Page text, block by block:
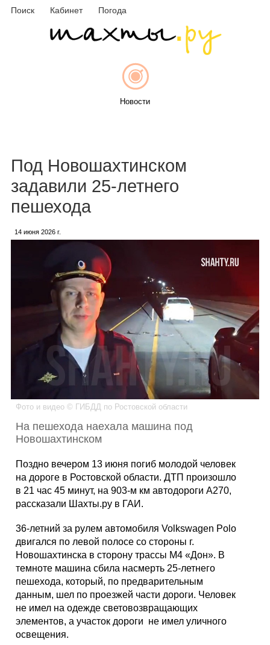
Поиск Кабинет Погода
Новости
Инфо
Гороскоп
Фотогалерея
Под Новошахтинском
задавили 25-летнего
пешехода
14 июня 2026 г.
Фото и видео © ГИБДД по Ростовской области
На пешехода наехала машина под
Новошахтинском
Поздно вечером 13 июня погиб молодой человек
на дороге в Ростовской области. ДТП произошло
в 21 час 45 минут, на 903-м км автодороги А270,
рассказали Шахты.ру в ГАИ.
36-летний за рулем автомобиля Volkswagen Polo
двигался по левой полосе со стороны г.
Новошахтинска в сторону трассы М4 «Дон». В
темноте машина сбила насмерть 25-летнего
пешехода, который, по предварительным
данным, шел по проезжей части дороги. Человек
не имел на одежде световозвращающих
элементов, а участок дороги не имел уличного
освещения.